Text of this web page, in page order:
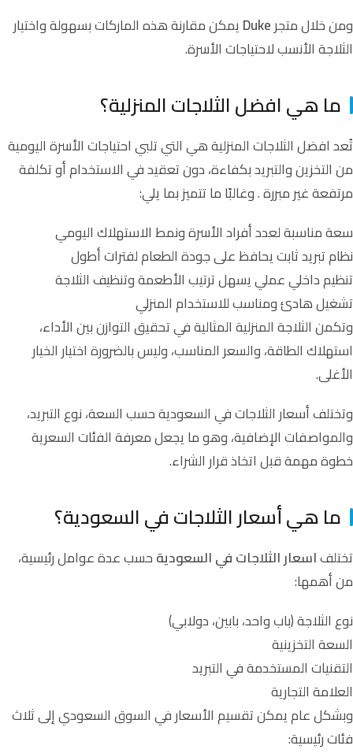
ومن خلال متجرDukeيمكن مقارنة هذه الماركات بسهولة واختيار
الثلاجة الأنسب لاحتياجات الأسرة.
ما هي افضل الثلاجات المنزلية؟
تُعد افضل الثلاجات المنزلية هي التي تلبي احتياجات الأسرة اليومية
من التخزين والتبريد بكفاءة، دون تعقيد في الاستخدام أو تكلفة
مرتفعة غير مبررة . وغالبًا ما تتميز بما يلي:
سعة مناسبة لعدد أفراد الأسرة ونمط الاستهلاك اليومي
نظام تبريد ثابت يحافظ على جودة الطعام لفترات أطول
تنظيم داخلي عملي يسهل ترتيب الأطعمة وتنظيف الثلاجة
تشغيل هادئ ومناسب للاستخدام المنزلي
وتكمن الثلاجة المنزلية المثالية في تحقيق التوازن بين الأداء،
استهلاك الطاقة، والسعر المناسب، وليس بالضرورة اختيار الخيار
الأغلى.
وتختلف أسعار الثلاجات في السعودية حسب السعة، نوع التبريد،
والمواصفات الإضافية، وهو ما يجعل معرفة الفئات السعرية
خطوة مهمة قبل اتخاذ قرار الشراء.
ما هي أسعار الثلاجات في السعودية؟
تختلفاسعار الثلاجات في السعوديةحسب عدة عوامل رئيسية،
من أهمها:
نوع الثلاجة (باب واحد، بابين، دولابي)
السعة التخزينية
التقنيات المستخدمة في التبريد
العلامة التجارية
وبشكل عام يمكن تقسيم الأسعار في السوق السعودي إلى ثلاث
فئات رئيسية: